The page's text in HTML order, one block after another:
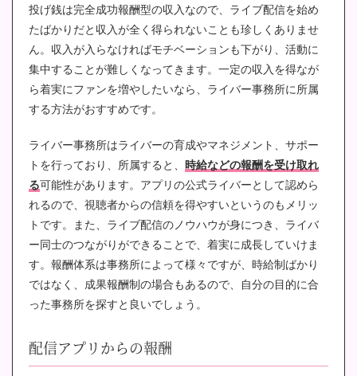
投げ銭は完全成功報酬型の収入なので、ライブ配信を始め
たばかりだと収入が全く得られないことも珍しくありませ
ん。収入が入らなければモチベーションも下がり、活動に
集中することが難しくなってきます。一定の収入を得なが
ら着実にファンを増やしたいなら、ライバー事務所に所属
する方法がおすすめです。
ライバー事務所はライバーの育成やマネジメント、サポー
トを行っており、所属すると、 時給などの報酬を受け取れ
る可能性があります。アプリの公式ライバーとして認めら
れるので、視聴者からの信頼を得やすいというのもメリッ
トです。また、ライブ配信のノウハウが身につき、ライバ
ー同士のつながりができることで、着実に成長していけま
す。報酬体系は事務所によって様々ですが、時給制ばかり
ではなく、成果報酬制の場合もあるので、自分の目的に合
った事務所を探すと良いでしょう。
配信アプリからの報酬